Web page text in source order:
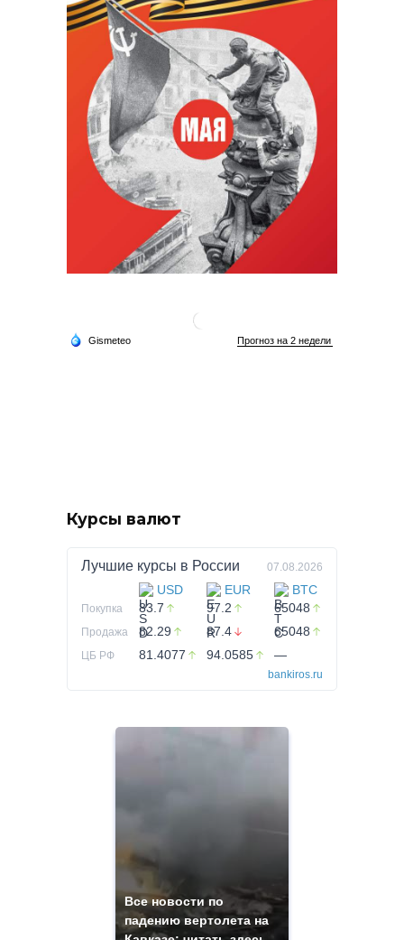
Курсы валют
Лучшие курсы в России 07.08.2026
USD EUR BTC
Покупка 83.7 97.2 65048
Продажа 82.29 87.4 65048
ЦБ РФ 81.4077 94.0585 —
bankiros.ru
Все новости по
падению вертолета на